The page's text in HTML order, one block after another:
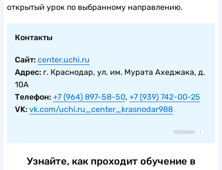
открытый урок по выбранному направлению.
Контакты
Сайт: center.uchi.ru
Адрес: г. Краснодар, ул. им. Мурата Ахеджака, д.
10А
Телефон: +7 (964) 897-58-50, +7 (939) 742-00-25
VK: vk.com/uchi.ru_center_krasnodar988
РЕКЛАМА
Узнайте, как проходит обучение в